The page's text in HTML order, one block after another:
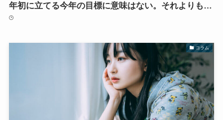
年初に立てる今年の目標に意味はない。それよりも…
コラム